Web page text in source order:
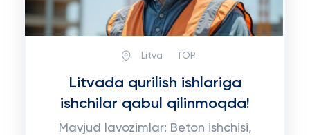
Litva TOP:
Litvada qurilish ishlariga
ishchilar qabul qilinmoqda!
Mavjud lavozimlar: Beton ishchisi,